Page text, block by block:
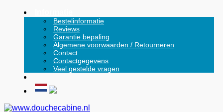
Bestelinformatie
Reviews
Garantie bepaling
Algemene voorwaarden / Retourneren
Contact
Contactgegevens
Veel gestelde vragen